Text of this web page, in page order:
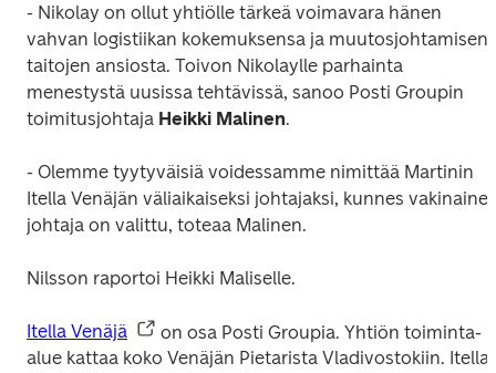
- Nikolay on ollut yhtiölle tärkeä voimavara hänen
vahvan logistiikan kokemuksensa ja muutosjohtamisen
taitojen ansiosta. Toivon Nikolaylle parhainta
menestystä uusissa tehtävissä, sanoo Posti Groupin
toimitusjohtaja Heikki Malinen.
- Olemme tyytyväisiä voidessamme nimittää Martinin
Itella Venäjän väliaikaiseksi johtajaksi, kunnes
johtaja on valittu, toteaa Malinen.
Nilsson raportoi Heikki Maliselle.
Itella Venäjä
on osa Posti Groupia. Yhtiön toiminta-
alue kattaa koko Venäjän Pietarista Vladivostokiin. Itella